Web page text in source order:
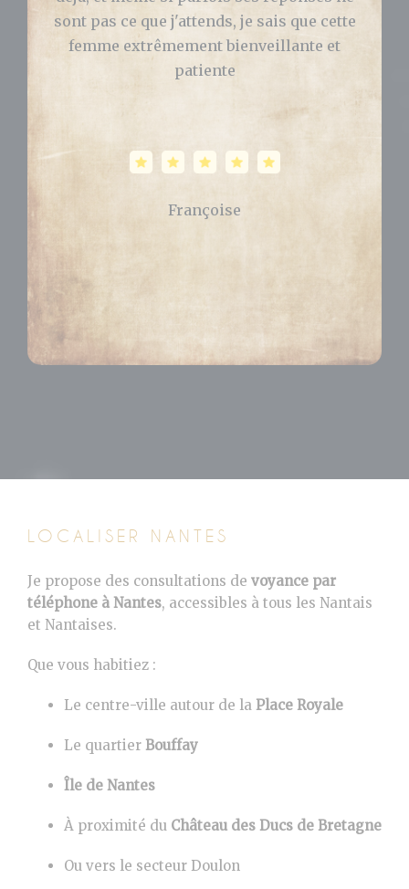
Elle m’a grandement aidé et ce qu’elle m’a
prédit s’est bien passé ! Je vous la
Célia
LOCALISER NANTES
Je propose des consultations de voyance par
téléphone à Nantes, accessibles à tous les Nantais
et Nantaises.
Que vous habitiez :
Le centre-ville autour de la Place Royale
Le quartier Bouffay
Île de Nantes
À proximité du Château des Ducs de Bretagne
Ou vers le secteur Doulon